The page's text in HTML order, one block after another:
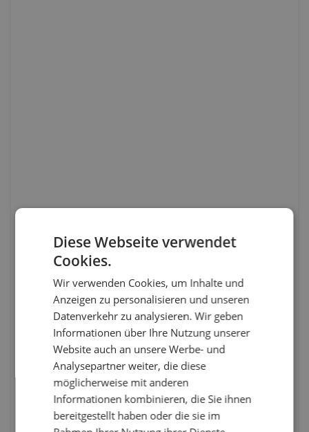
Diese Webseite verwendet
Cookies.
Wir verwenden Cookies, um Inhalte und
Anzeigen zu personalisieren und unseren
Datenverkehr zu analysieren. Wir geben
Informationen über Ihre Nutzung unserer
Website auch an unsere Werbe- und
Analysepartner weiter, die diese
möglicherweise mit anderen
Informationen kombinieren, die Sie ihnen
bereitgestellt haben oder die sie im